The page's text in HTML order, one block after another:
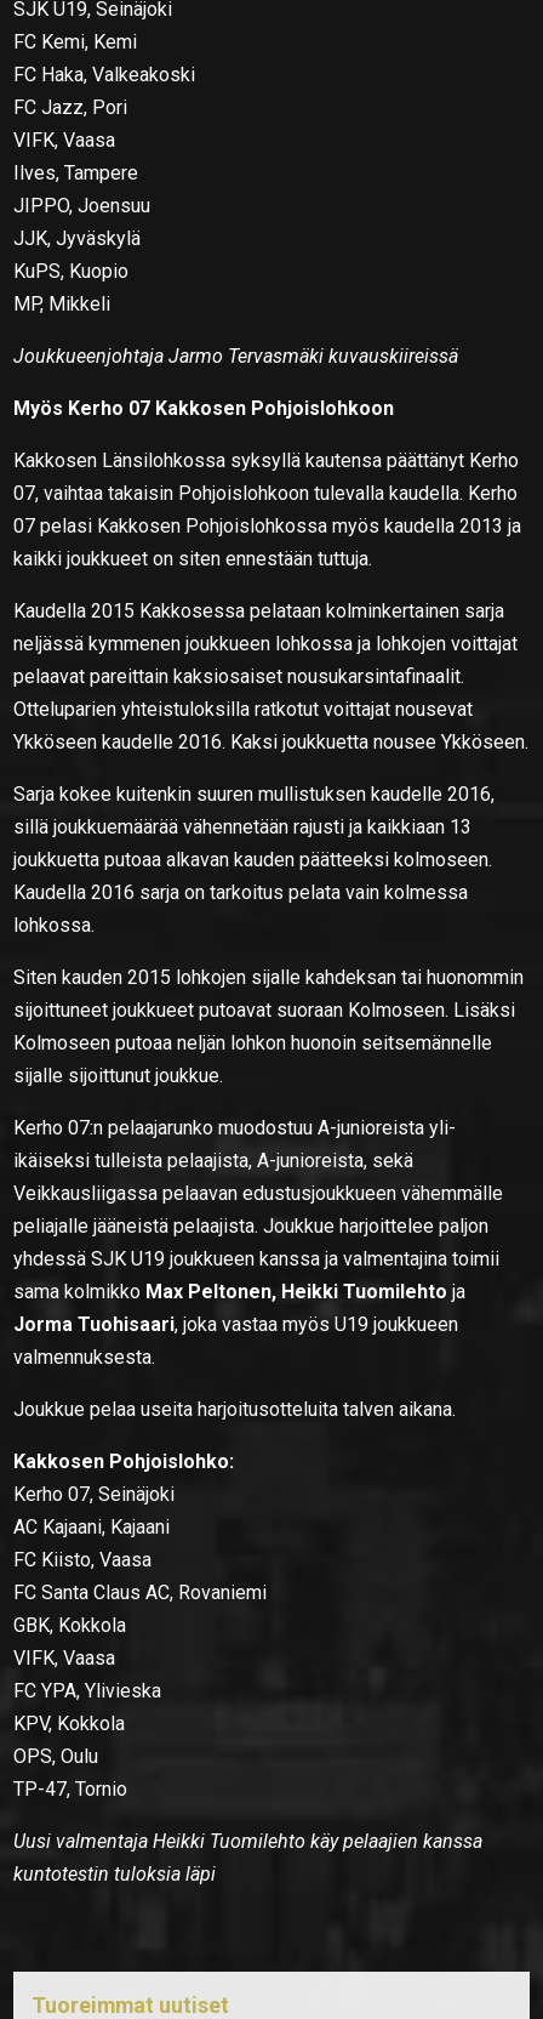
SJK U19, Seinäjoki
FC Kemi, Kemi
FC Haka, Valkeakoski
FC Jazz, Pori
VIFK, Vaasa
Ilves, Tampere
JIPPO, Joensuu
JJK, Jyväskylä
KuPS, Kuopio
MP, Mikkeli
Joukkueenjohtaja Jarmo Tervasmäki kuvauskiireissä
Myös Kerho 07 Kakkosen Pohjoislohkoon
Kakkosen Länsilohkossa syksyllä kautensa päättänyt Kerho
07, vaihtaa takaisin Pohjoislohkoon tulevalla kaudella. Kerho
07 pelasi Kakkosen Pohjoislohkossa myös kaudella 2013 ja
kaikki joukkueet on siten ennestään tuttuja.
Kaudella 2015 Kakkosessa pelataan kolminkertainen sarja
neljässä kymmenen joukkueen lohkossa ja lohkojen voittajat
pelaavat pareittain kaksiosaiset nousukarsintafinaalit.
Otteluparien yhteistuloksilla ratkotut voittajat nousevat
Ykköseen kaudelle 2016. Kaksi joukkuetta nousee Ykköseen.
Sarja kokee kuitenkin suuren mullistuksen kaudelle 2016,
sillä joukkuemäärää vähennetään rajusti ja kaikkiaan 13
joukkuetta putoaa alkavan kauden päätteeksi kolmoseen.
Kaudella 2016 sarja on tarkoitus pelata vain kolmessa
lohkossa.
Siten kauden 2015 lohkojen sijalle kahdeksan tai huonommin
sijoittuneet joukkueet putoavat suoraan Kolmoseen. Lisäksi
Kolmoseen putoaa neljän lohkon huonoin seitsemännelle
sijalle sijoittunut joukkue.
Kerho 07:n pelaajarunko muodostuu A-junioreista yli-
ikäiseksi tulleista pelaajista, A-junioreista, sekä
Veikkausliigassa pelaavan edustusjoukkueen vähemmälle
peliajalle jääneistä pelaajista. Joukkue harjoittelee paljon
yhdessä SJK U19 joukkueen kanssa ja valmentajina toimii
sama kolmikko Max Peltonen, Heikki Tuomilehto ja
Jorma Tuohisaari, joka vastaa myös U19 joukkueen
valmennuksesta.
Joukkue pelaa useita harjoitusotteluita talven aikana.
Kakkosen Pohjoislohko:
Kerho 07, Seinäjoki
AC Kajaani, Kajaani
FC Kiisto, Vaasa
FC Santa Claus AC, Rovaniemi
GBK, Kokkola
VIFK, Vaasa
FC YPA, Ylivieska
KPV, Kokkola
OPS, Oulu
TP-47, Tornio
Uusi valmentaja Heikki Tuomilehto käy pelaajien kanssa
kuntotestin tuloksia läpi
Tuoreimmat uutiset